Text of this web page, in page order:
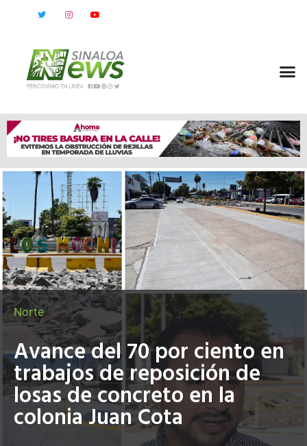
Norte
Avance del 70 por ciento en
trabajos de reposición de
losas de concreto en la
colonia Juan Cota